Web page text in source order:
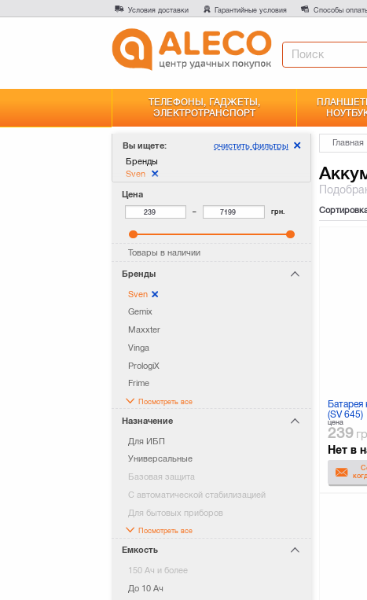
Условия доставки Гарантийные условия Способы
ТЕЛЕФОНЫ, ГАДЖЕТЫ,
ЭЛЕКТРОТРАНСПОРТ
Вы ищете:
Бренды
Sven
очистить фильтры
Цена
– грн.
Товары в наличии
Бренды
Sven
Gemix
Maxxter
Vinga
PrologiX
Frime
Посмотреть все
Назначение
Для ИБП
Универсальные
Базовая защита
С автоматической стабилизацией
Для бытовых приборов
Посмотреть все
Емкость
150 Ач и более
До 10 Ач
Главная
(SV 645)
цена
239
Нет в